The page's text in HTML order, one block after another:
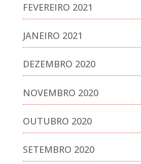
FEVEREIRO 2021
JANEIRO 2021
DEZEMBRO 2020
NOVEMBRO 2020
OUTUBRO 2020
SETEMBRO 2020